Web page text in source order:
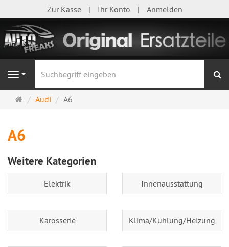
Zur Kasse Ihr Konto Anmelden
Navigation
Startseite
Audi A6
A6
Weitere Kategorien
Elektrik Innenausstattung
Karosserie Klima/Kühlung/Heizung